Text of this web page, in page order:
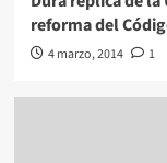
reforma del
4 marzo, 2014 1